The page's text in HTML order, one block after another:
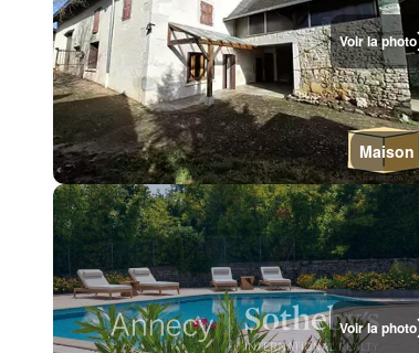
Voir la photo
Maison
Voir la photo